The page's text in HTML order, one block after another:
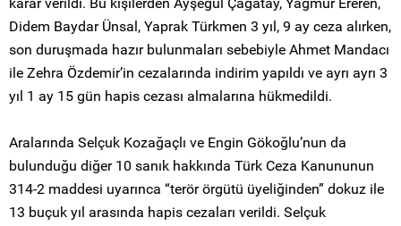
Didem Baydar Ünsal, Yaprak Türkmen 3 yıl, 9 ay ceza alırken,
son duruşmada hazır bulunmaları sebebiyle Ahmet Mandacı
ile Zehra Özdemir’in cezalarında indirim yapıldı ve ayrı ayrı 3
yıl 1 ay 15 gün hapis cezası almalarına hükmedildi.
Aralarında Selçuk Kozağaçlı ve Engin Gökoğlu’nun da
bulunduğu diğer 10 sanık hakkında Türk Ceza Kanununun
314-2 maddesi uyarınca “terör örgütü üyeliğinden” dokuz ile
13 buçuk yıl arasında hapis cezaları verildi. Selçuk